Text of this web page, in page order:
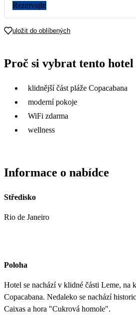
17
77 609
18
53 879
19 20
Rezervujte
uložit do oblíbených
Proč si vybrat tento hotel
klidnější část pláže Copacabana
moderní pokoje
WiFi zdarma
wellness
Informace o nabídce
Středisko
Rio de Janeiro
Poloha
Hotel se nachází v klidné části Leme, na
Copacabana. Nedaleko se nachází
Caixas a hora "Cukrová homole".